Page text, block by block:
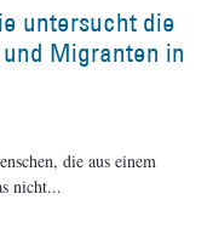
untersucht die
Migranten in
die aus einem
nicht